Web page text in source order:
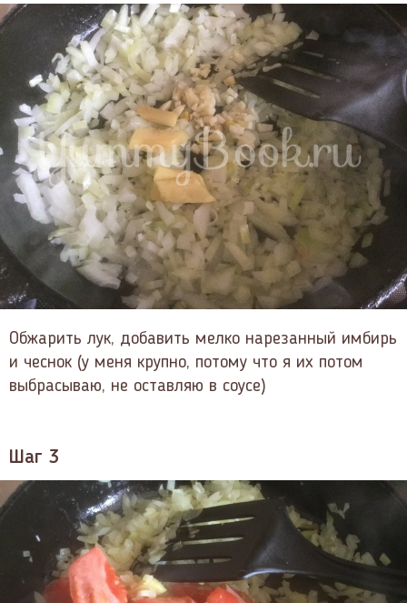
Обжарить лук, добавить мелко нарезанный имбирь
и чеснок (у меня крупно, потому что я их потом
выбрасываю, не оставляю в соусе)
Шаг 3